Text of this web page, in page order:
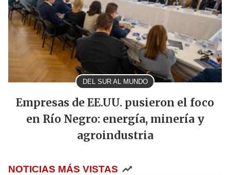
DEL SUR AL MUNDO
Empresas de EE.UU. pusieron el foco
en Río Negro: energía, minería y
agroindustria
NOTICIAS MÁS VISTAS